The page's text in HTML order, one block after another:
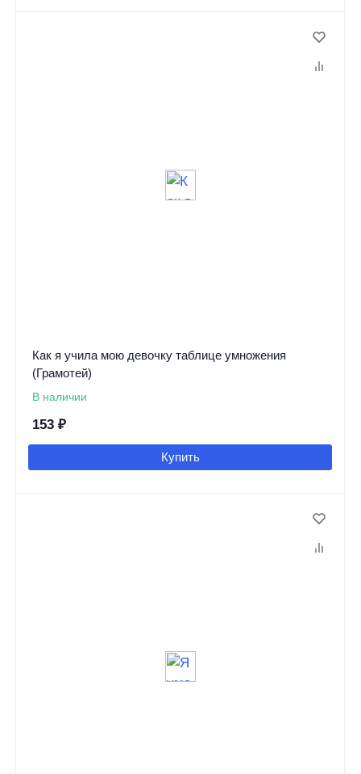
Как я учила мою девочку таблице умножения
(Грамотей)
В наличии
153 ₽
Купить